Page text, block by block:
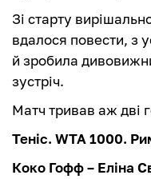
Зі старту
вдалося повести, з
й зробила
зустріч.
Матч тривав аж дві
Теніс. WTA 1000.
Коко Гофф – Еліна